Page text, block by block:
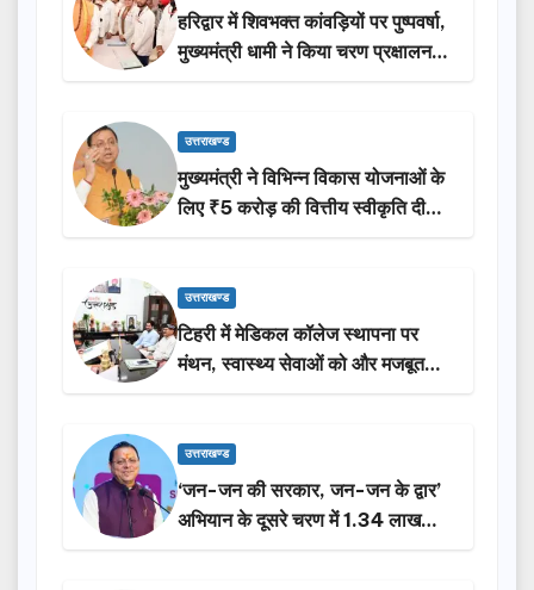
हरिद्वार में शिवभक्त कांवड़ियों पर पुष्पवर्षा,
मुख्यमंत्री धामी ने किया चरण प्रक्षालन…
उत्तराखण्ड
मुख्यमंत्री ने विभिन्न विकास योजनाओं के
लिए ₹5 करोड़ की वित्तीय स्वीकृति दी…
उत्तराखण्ड
टिहरी में मेडिकल कॉलेज स्थापना पर
मंथन, स्वास्थ्य सेवाओं को और मजबूत
करेगी सरकार: मुख्यमंत्री धामी…
उत्तराखण्ड
‘जन-जन की सरकार, जन-जन के द्वार’
अभियान के दूसरे चरण में 1.34 लाख
लोगों की भागीदारी…